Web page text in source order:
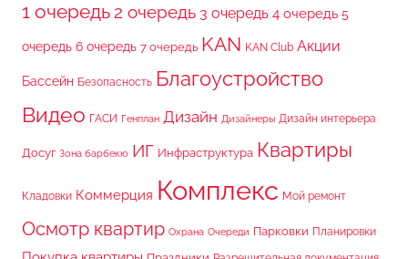
1 очередь2 очередь 3 очередь 4 очередь 5
очередь 6 очередь 7 очередь KAN KAN Club Акции
Бассейн Безопасность Благоустройство
Видео ГАСИ Генплан Дизайн Дизайнеры Дизайн интерьера
Досуг Зона барбекю ИГ Инфраструктура Квартиры
Кладовки Коммерция Комплекс Мой ремонт
Осмотр квартир Охрана Очереди Парковки Планировки